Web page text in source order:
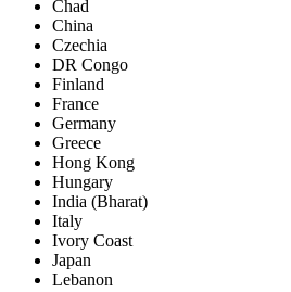
Chad
China
Czechia
DR Congo
Finland
France
Germany
Greece
Hong Kong
Hungary
India (Bharat)
Italy
Ivory Coast
Japan
Lebanon